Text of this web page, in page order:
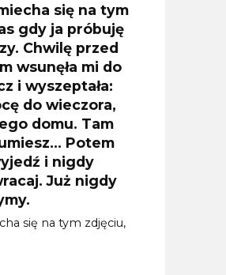
się na tym
gdy ja próbuję
Chwilę przed
wsunęła mi do
i wyszeptała:
do wieczora,
domu. Tam
Potem
i nigdy
Już nigdy
się na tym zdjęciu,